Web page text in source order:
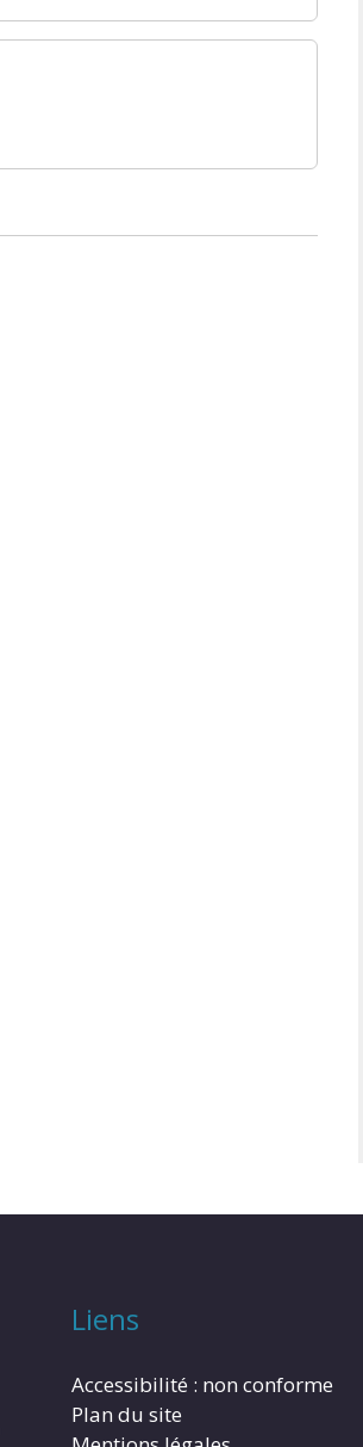
Liens
Accessibilité : non conforme
Plan du site